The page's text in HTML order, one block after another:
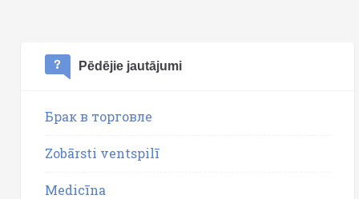
Pēdējie jautājumi
Брак в торговле
Zobārsti ventspilī
Medicīna